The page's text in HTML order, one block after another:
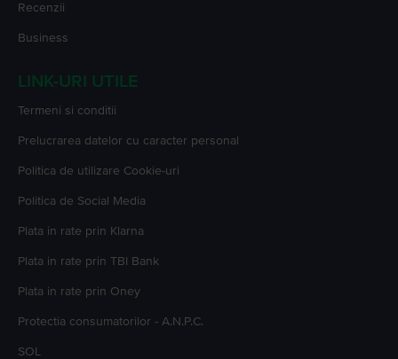
Recenzii
Business
LINK-URI UTILE
Termeni si conditii
Prelucrarea datelor cu caracter personal
Politica de utilizare Cookie-uri
Politica de Social Media
Plata in rate prin Klarna
Plata in rate prin TBI Bank
Plata in rate prin Oney
Protectia consumatorilor - A.N.P.C.
SOL